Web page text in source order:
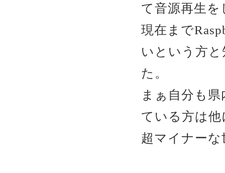
て音源再生
現在まで
いという方
た。
まぁ自分も
ている方は
超マイナー